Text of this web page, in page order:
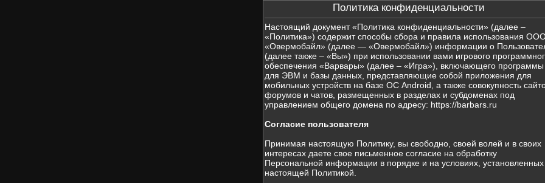
Политика конфиденциальности
Настоящий документ «Политика конфиденциальности» (далее –
«Политика») содержит способы сбора и правила использования
«Овермобайл» (далее — «Овермобайл») информации о
(далее также – «Вы») при использовании вами игрового
обеспечения «Варвары» (далее – «Игра»), включающего программы
для ЭВМ и базы данных, представляющие собой приложения для
мобильных устройств на базе ОС Android, а также совокупность
форумов и чатов, размещенных в разделах и субдоменах под
управлением общего домена по адресу: https://barbars.ru
Согласие пользователя
Принимая настоящую Политику, вы свободно, своей волей и в своих
интересах даете свое письменное согласие на обработку
Персональной информации в порядке и на условиях, установленных
настоящей Политикой.